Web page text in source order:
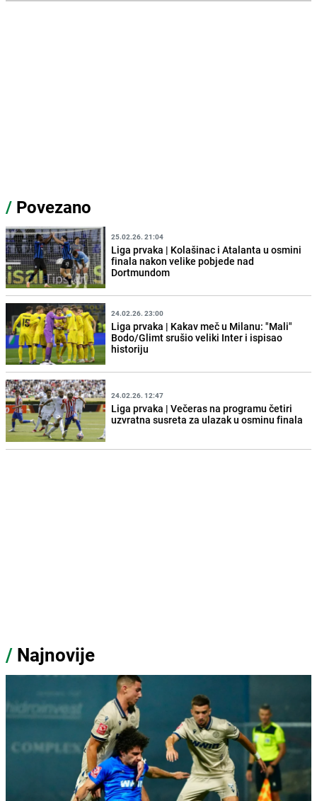
/ Povezano
25.02.26. 21:04
Liga prvaka | Kolašinac i Atalanta u osmini
finala nakon velike pobjede nad
Dortmundom
24.02.26. 23:00
Liga prvaka | Kakav meč u Milanu: "Mali"
Bodo/Glimt srušio veliki Inter i ispisao
historiju
24.02.26. 12:47
Liga prvaka | Večeras na programu četiri
uzvratna susreta za ulazak u osminu finala
/ Najnovije